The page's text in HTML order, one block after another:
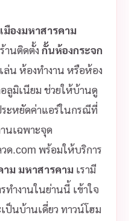
เมืองมหาสารคาม
านติดตั้งกั้นห้องกระจก
น ห้องทำงาน หรือห้อง
ลูมิเนียม ช่วยให้บ้านดู
ระหยัดค่าแอร์ในกรณีที่
นเฉพาะจุด
ด.com พร้อมให้บริการ
าม มหาสารคามเรามี
ำงานในย่านนี้ เข้าใจ
ป็นบ้านเดี่ยว ทาวน์โฮม